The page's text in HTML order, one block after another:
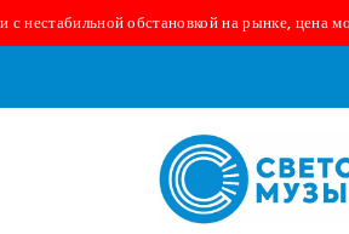
нестабильной обстановкой на рынке, цена